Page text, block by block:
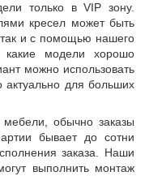
только в VIP зону.
кресел может быть
и с помощью нашего
модели хорошо
можно использовать
актуально для больших
обычно заказы
бывает до сотни
заказа. Наши
выполнить монтаж